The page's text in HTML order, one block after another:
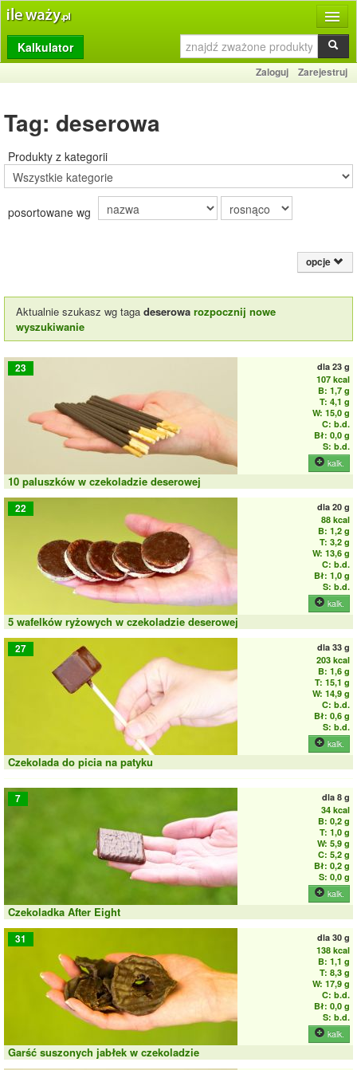
Produkty
Dziennik
Przelicznik
Porady
Słownik
Kalkulator
Zaloguj Zarejestruj
Tag: deserowa
Produkty z kategorii
posortowane wg
opcje
Aktualnie szukasz wg taga deserowa rozpocznij nowe
wyszukiwanie
23 dla 23 g
107 kcal
B: 1,7 g
T: 4,1 g
W: 15,0 g
C: b.d.
Bł: 0,0 g
S: b.d.
kalk.
10 paluszków w czekoladzie deserowej
22 dla 20 g
88 kcal
B: 1,2 g
T: 3,2 g
W: 13,6 g
C: b.d.
Bł: 1,0 g
S: b.d.
kalk.
5 wafelków ryżowych w czekoladzie deserowej
27 dla 33 g
203 kcal
B: 1,6 g
T: 15,1 g
W: 14,9 g
C: b.d.
Bł: 0,6 g
S: b.d.
kalk.
Czekolada do picia na patyku
7 dla 8 g
34 kcal
B: 0,2 g
T: 1,0 g
W: 5,9 g
C: 5,2 g
Bł: 0,2 g
S: 0,0 g
kalk.
Czekoladka After Eight
31 dla 30 g
138 kcal
B: 1,1 g
T: 8,3 g
W: 17,9 g
C: b.d.
Bł: 0,0 g
S: b.d.
kalk.
Garść suszonych jabłek w czekoladzie